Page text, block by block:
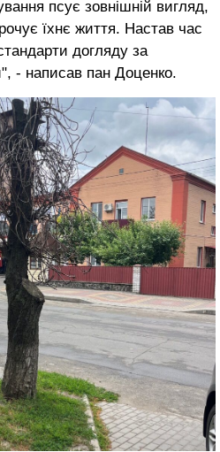
псує зовнішній вигляд,
їхнє життя. Настав час
догляду за
- написав пан Доценко.